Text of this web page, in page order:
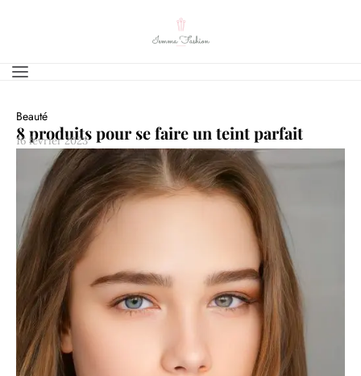
Beauté
8 produits pour se faire un teint parfait
16 février 2023